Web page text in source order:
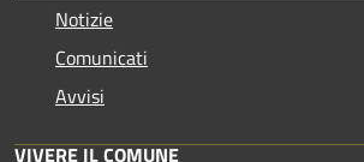
Notizie
Comunicati
Avvisi
VIVERE IL COMUNE